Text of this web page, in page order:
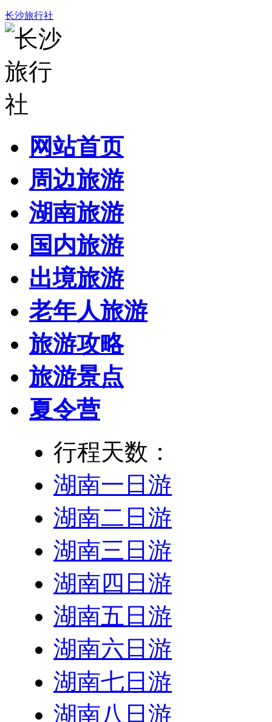
长沙旅行社
网站首页
周边旅游
湖南旅游
国内旅游
出境旅游
老年人旅游
旅游攻略
旅游景点
夏令营
行程天数：
湖南一日游
湖南二日游
湖南三日游
湖南四日游
湖南五日游
湖南六日游
湖南七日游
湖南八日游